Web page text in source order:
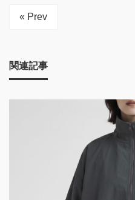
« Prev
関連記事